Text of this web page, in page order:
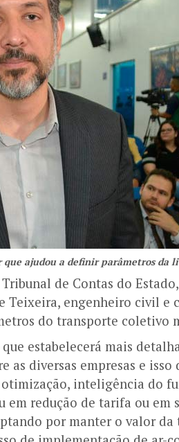
ajudou a definir parâmetros da
de Contas do
Teixeira, engenheiro civil e
do transporte coletivo
estabelecerá mais
as diversas empresas e
inteligência do
em redução de tarifa ou em
por manter o valor